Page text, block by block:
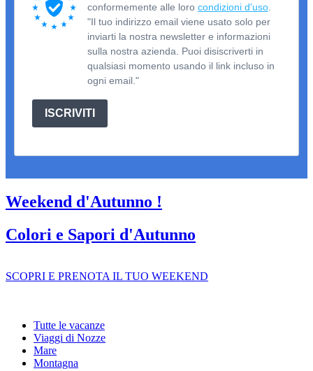
conformemente alle loro condizioni d'uso
"Il tuo indirizzo email viene usato solo per
inviarti la nostra newsletter e informazioni
sulla nostra azienda. Puoi disiscriverti in
qualsiasi momento usando il link incluso in
ogni email."
ISCRIVITI
Weekend d'Autunno !
Colori e Sapori d'Autunno
SCOPRI E PRENOTA IL TUO WEEKEND
Tutte le vacanze
Viaggi di Nozze
Mare
Montagna